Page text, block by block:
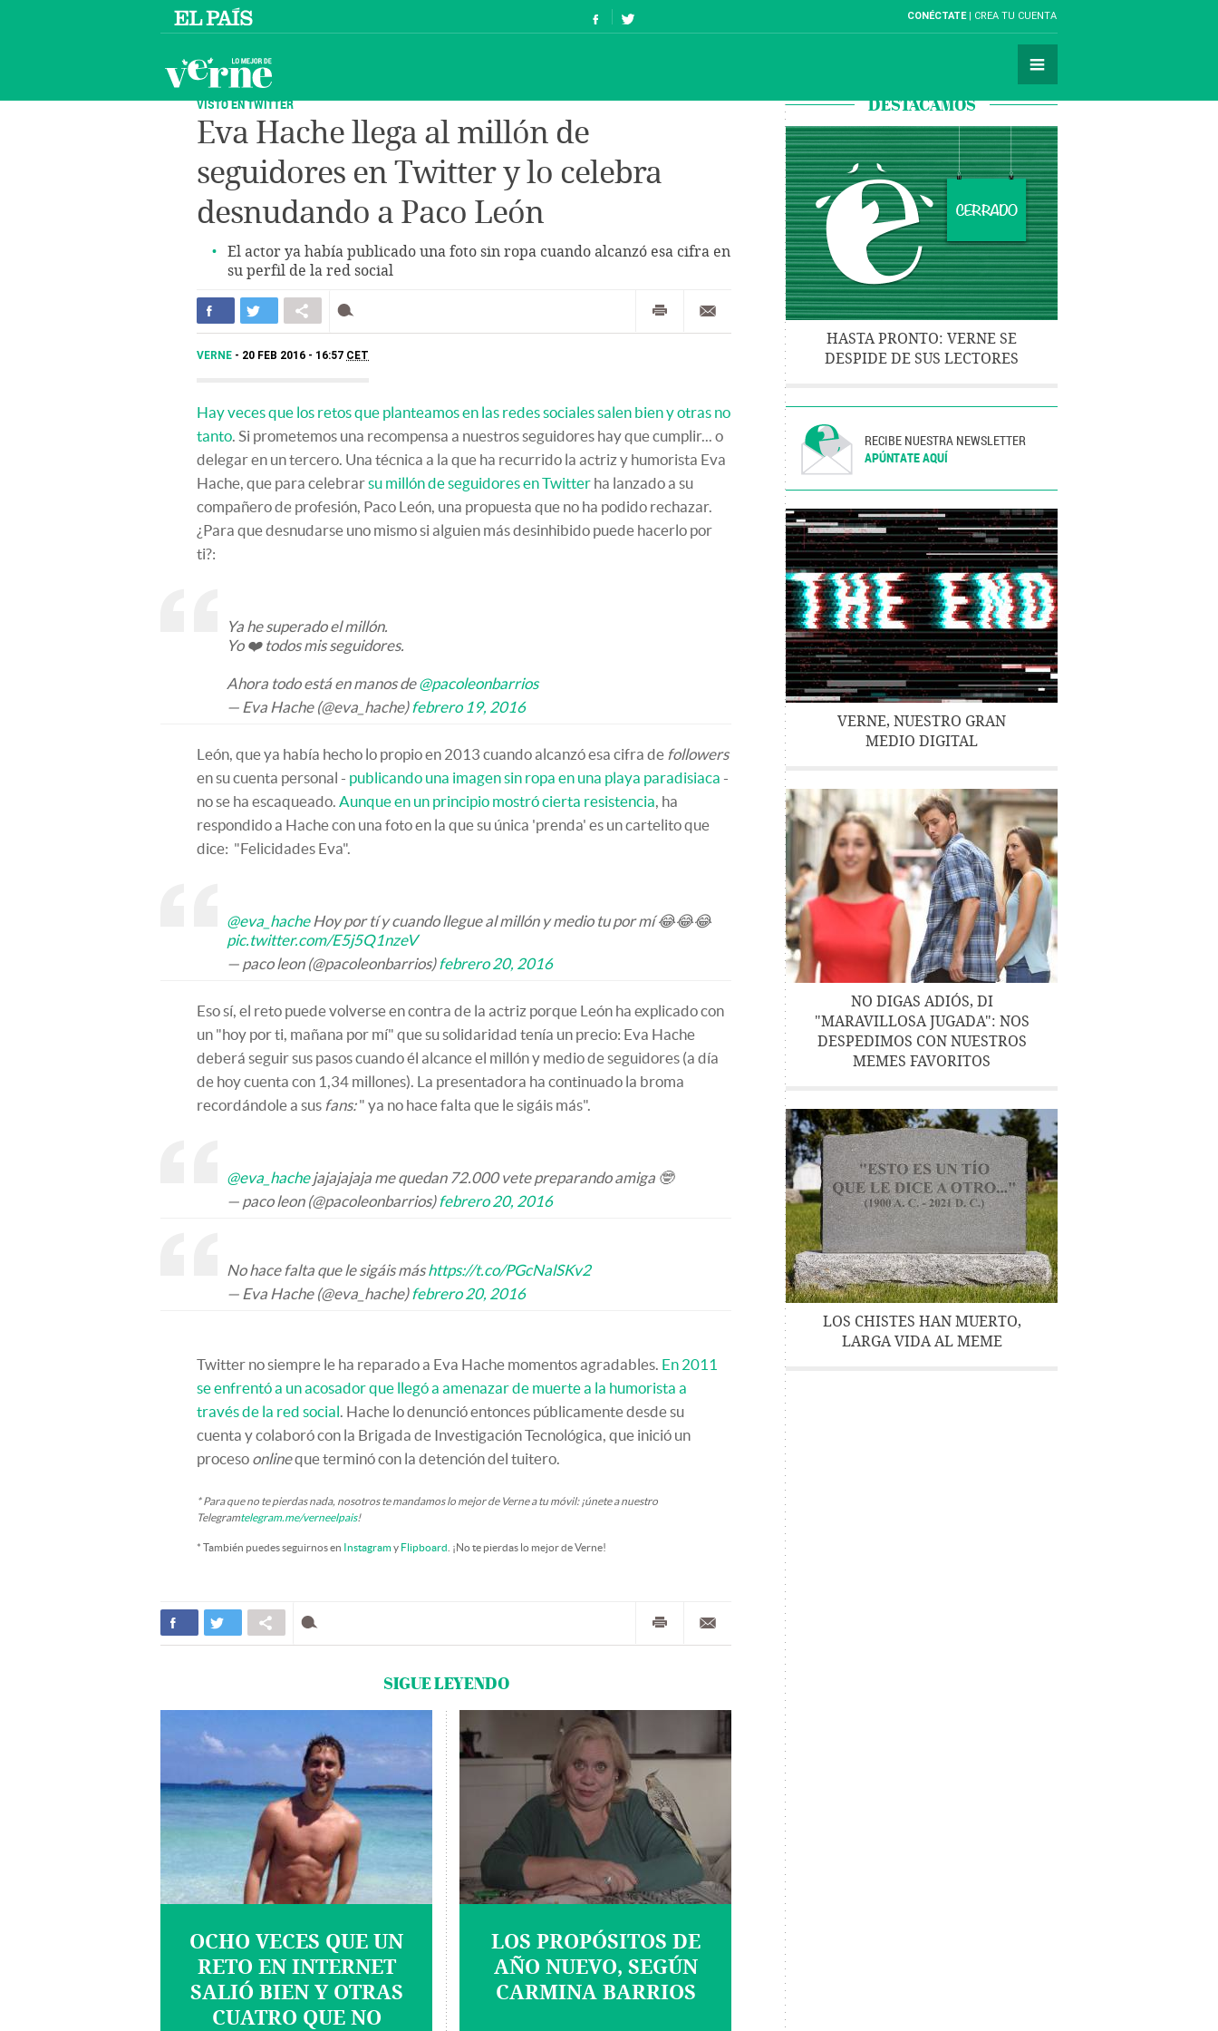
CONÉCTATE CREA TU CUENTA
VISTO EN TWITTER
Eva Hache llega al millón de
seguidores en Twitter y lo celebra
desnudando a Paco León
El actor ya había publicado una foto sin ropa cuando alcanzó esa cifra en
su perfil de la red social
VERNE 20 FEB 2016 - 16:57 CET
Hay veces que los retos que planteamos en las redes sociales salen bien y otras no
tanto. Si prometemos una recompensa a nuestros seguidores hay que cumplir... o
delegar en un tercero. Una técnica a la que ha recurrido la actriz y humorista Eva
Hache, que para celebrarsu millón de seguidores en Twitter ha lanzado a su
compañero de profesión, Paco León, una propuesta que no ha podido rechazar.
¿Para que desnudarse uno mismo si alguien más desinhibido puede hacerlo por
ti?:
Ya he superado el millón.
Yo ❤️ todos mis seguidores.
Ahora todo está en manos de@pacoleonbarrios
— Eva Hache (@eva_hache) febrero 19, 2016
León, que ya había hecho lo propio en 2013 cuando alcanzó esa cifra de followers
en su cuenta personal - publicando una imagen sin ropa en una playa paradisiaca -
no se ha escaqueado. Aunque en un principio mostró cierta resistencia, ha
respondido a Hache con una foto en la que su única 'prenda' es un cartelito que
dice: "Felicidades Eva".
@eva_hacheHoy por tí y cuando llegue al millón y medio tu por mí 😂😂😂
pic.twitter.com/E5j5Q1nzeV
— paco leon (@pacoleonbarrios) febrero 20, 2016
Eso sí, el reto puede volverse en contra de la actriz porque León ha explicado con
un "hoy por ti, mañana por mí" que su solidaridad tenía un precio: Eva Hache
deberá seguir sus pasos cuando él alcance el millón y medio de seguidores (a día
de hoy cuenta con 1,34 millones). La presentadora ha continuado la broma
recordándole a sus fans:" ya no hace falta que le sigáis más".
@eva_hachejajajajaja me quedan 72.000 vete preparando amiga 🤓
— paco leon (@pacoleonbarrios) febrero 20, 2016
No hace falta que le sigáis máshttps://t.co/PGcNalSKv2
— Eva Hache (@eva_hache) febrero 20, 2016
Twitter no siempre le ha reparado a Eva Hache momentos agradables. En 2011
se enfrentó a un acosador que llegó a amenazar de muerte a la humorista a
través de la red social. Hache lo denunció entonces públicamente desde su
cuenta y colaboró con la Brigada de Investigación Tecnológica, que inició un
proceso onlineque terminó con la detención del tuitero.
* Para que no te pierdas nada, nosotros te mandamos lo mejor de Verne a tu móvil: ¡únete a nuestro
Telegramtelegram.me/verneelpais!
* También puedes seguirnos en Instagramy Flipboard . ¡No te pierdas lo mejor de Verne!
SIGUE LEYENDO
OCHO VECES QUE UN
RETO EN INTERNET
SALIÓ BIEN Y OTRAS
CUATRO QUE NO
LOS PROPÓSITOS DE
AÑO NUEVO, SEGÚN
CARMINA BARRIOS
DESTACAMOS
HASTA PRONTO: VERNE SE
DESPIDE DE SUS LECTORES
RECIBE NUESTRA NEWSLETTER
APÚNTATE AQUÍ
VERNE, NUESTRO GRAN
MEDIO DIGITAL
NO DIGAS ADIÓS, DI
"MARAVILLOSA JUGADA": NOS
DESPEDIMOS CON NUESTROS
MEMES FAVORITOS
LOS CHISTES HAN MUERTO,
LARGA VIDA AL MEME